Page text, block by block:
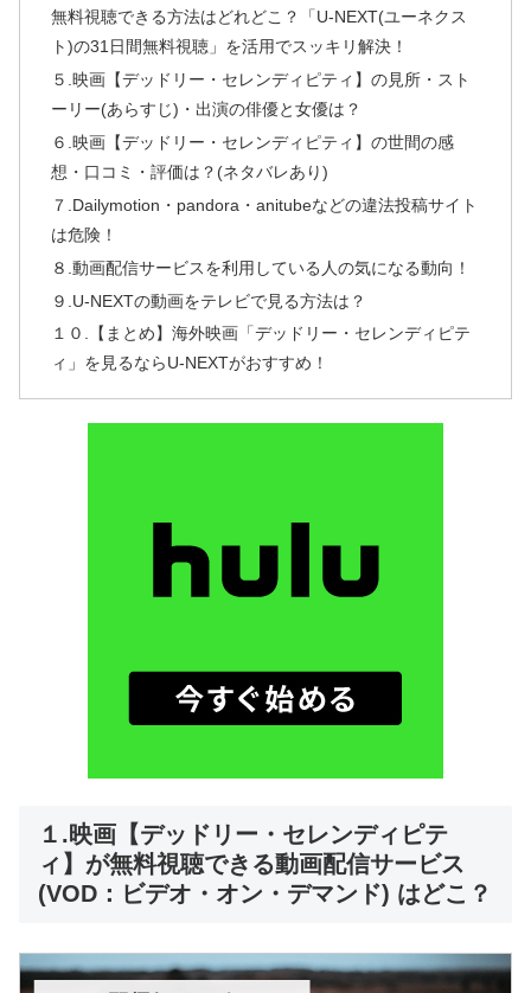
無料視聴できる方法はどれどこ？「U-NEXT(ユーネクス
ト)の31日間無料視聴」を活用でスッキリ解決！
５.映画【デッドリー・セレンディピティ】の見所・スト
ーリー(あらすじ)・出演の俳優と女優は？
６.映画【デッドリー・セレンディピティ】の世間の感
想・口コミ・評価は？(ネタバレあり)
７.Dailymotion・pandora・anitubeなどの違法投稿サイト
は危険！
８.動画配信サービスを利用している人の気になる動向！
９.U-NEXTの動画をテレビで見る方法は？
１０.【まとめ】海外映画「デッドリー・セレンディピテ
ィ」を見るならU-NEXTがおすすめ！
１.映画【デッドリー・セレンディピテ
ィ】が無料視聴できる動画配信サービス
(VOD：ビデオ・オン・デマンド) はどこ？